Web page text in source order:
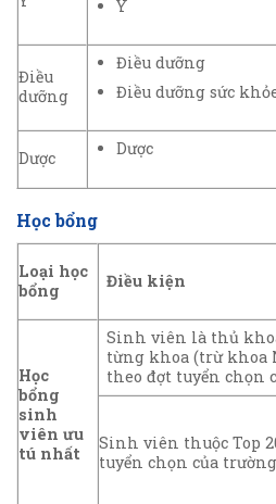
Y
Điều
dưỡng
Điều dưỡng
Điều dưỡng sức
Dược Dược
Học bổng
Loại học
bổng
Điều kiện
Học
bổng
sinh
viên ưu
tú nhất
Sinh viên là thủ
từng khoa (trừ khoa
theo đợt tuyển chọn
Sinh viên thuộc Top
tuyển chọn của trường